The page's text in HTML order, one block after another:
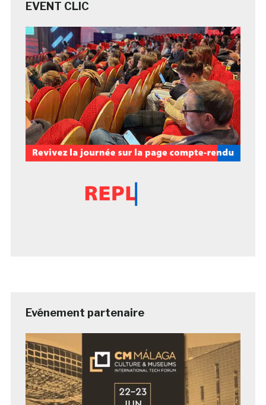
EVENT CLIC
Evénement partenaire